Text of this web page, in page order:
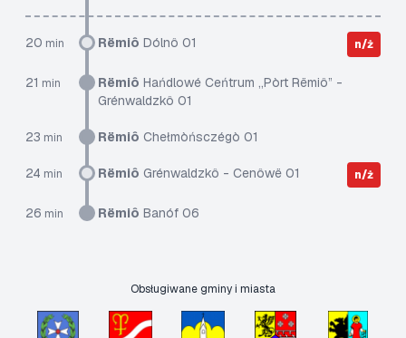
20 min Rëmiô Dólnô 01 n/ż
21 min Rëmiô Hańdlowé Ceńtrum „Pòrt Rëmiô” -
Grénwaldzkô 01
23 min Rëmiô Chełmòńsczégò 01
24 min Rëmiô Grénwaldzkô - Cenôwë 01 n/ż
26 min Rëmiô Banóf 06
Obsługiwane gminy i miasta